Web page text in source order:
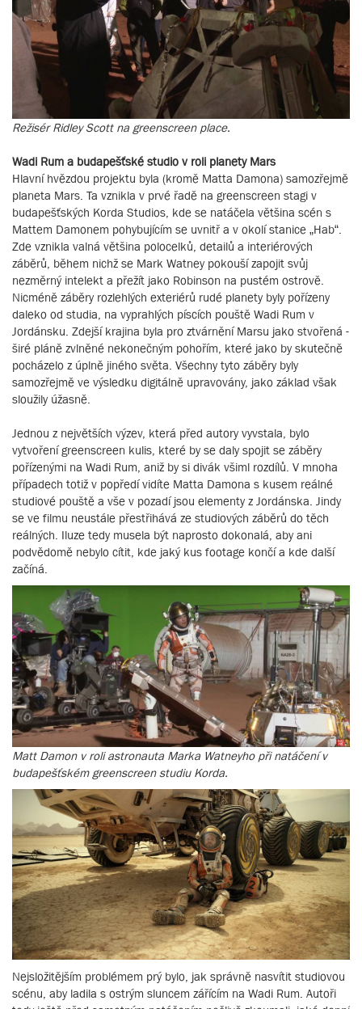
Režisér Ridley Scott na greenscreen place.
Wadi Rum a budapešťské studio v roli planety Mars
Hlavní hvězdou projektu byla (kromě Matta Damona) samozřejmě
planeta Mars. Ta vznikla v prvé řadě na greenscreen stagi v
budapešťských Korda Studios, kde se natáčela většina scén s
Mattem Damonem pohybujícím se uvnitř a v okolí stanice „Hab“.
Zde vznikla valná většina polocelků, detailů a interiérových
záběrů, během nichž se Mark Watney pokouší zapojit svůj
nezměrný intelekt a přežít jako Robinson na pustém ostrově.
Nicméně záběry rozlehlých exteriérů rudé planety byly pořízeny
daleko od studia, na vyprahlých píscích pouště Wadi Rum v
Jordánsku. Zdejší krajina byla pro ztvárnění Marsu jako stvořená -
širé pláně zvlněné nekonečným pohořím, které jako by skutečně
pocházelo z úplně jiného světa. Všechny tyto záběry byly
samozřejmě ve výsledku digitálně upravovány, jako základ však
sloužily úžasně.
Jednou z největších výzev, která před autory vyvstala, bylo
vytvoření greenscreen kulis, které by se daly spojit se záběry
pořízenými na Wadi Rum, aniž by si divák všiml rozdílů. V mnoha
případech totiž v popředí vidíte Matta Damona s kusem reálné
studiové pouště a vše v pozadí jsou elementy z Jordánska. Jindy
se ve filmu neustále přestřihává ze studiových záběrů do těch
reálných. Iluze tedy musela být naprosto dokonalá, aby ani
podvědomě nebylo cítit, kde jaký kus footage končí a kde další
začíná.
Matt Damon v roli astronauta Marka Watneyho při natáčení v
budapešťském greenscreen studiu Korda.
Nejsložitějším problémem prý bylo, jak správně nasvítit studiovou
scénu, aby ladila s ostrým sluncem zářícím na Wadi Rum. Autoři